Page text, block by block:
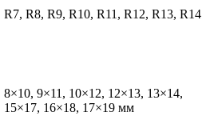
R7, R8, R9, R10, R11, R12, R13, R14
8×10, 9×11, 10×12, 12×13, 13×14,
15×17, 16×18, 17×19 мм